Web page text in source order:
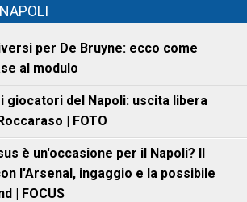
per De Bruyne: ecco come
al modulo
giocatori del Napoli: uscita libera
| FOTO
è un'occasione per il Napoli? Il
l'Arsenal, ingaggio e la possibile
| FOCUS